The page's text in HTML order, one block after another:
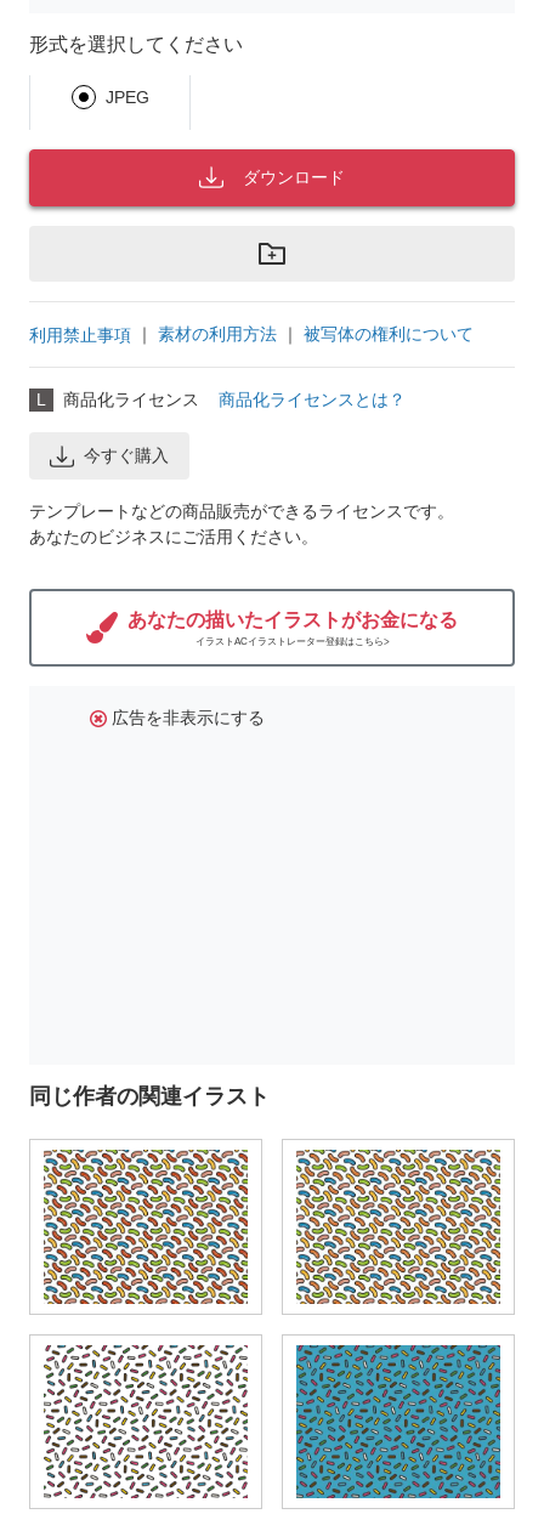
形式を選択してください
JPEG
ダウンロード
利用禁止事項 ｜ 素材の利用方法 ｜ 被写体の権利について
L 商品化ライセンス 商品化ライセンスとは？
今すぐ購入
テンプレートなどの商品販売ができるライセンスです。
あなたのビジネスにご活用ください。
あなたの描いたイラストがお金になる
イラストACイラストレーター登録はこちら>
広告を非表示にする
同じ作者の関連イラスト